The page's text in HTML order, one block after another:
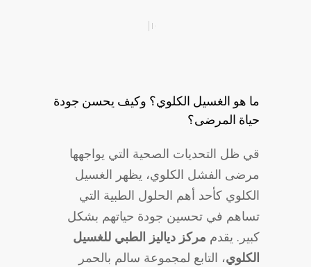
ما هو الغسيل الكلوي؟ وكيف يحسن جودة
حياة المرضى؟
قي ظل التحديات الصحية التي يواجهها
مرضى الفشل الكلوي، يظهر الغسيل
الكلوي كأحد أهم الحلول الطبية التي
تساهم في تحسين جودة حياتهم بشكل
كبير. يقدم مركز دياليز الطبي للغسيل
الكلوي، التابع لمجموعة سالم بالحمر